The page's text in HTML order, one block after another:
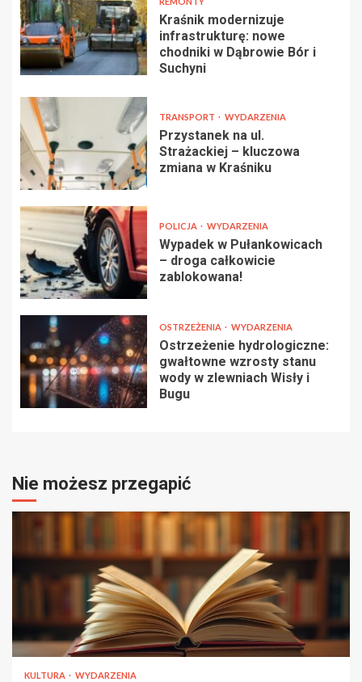
Kraśnik modernizuje
infrastrukturę: nowe
chodniki w Dąbrowie Bór i
Suchyni
TRANSPORT WYDARZENIA
Przystanek na ul.
Strażackiej – kluczowa
zmiana w Kraśniku
POLICJA WYDARZENIA
Wypadek w Pułankowicach
– droga całkowicie
zablokowana!
OSTRZEŻENIA WYDARZENIA
Ostrzeżenie hydrologiczne:
gwałtowne wzrosty stanu
wody w zlewniach Wisły i
Bugu
Nie możesz przegapić
KULTURA WYDARZENIA